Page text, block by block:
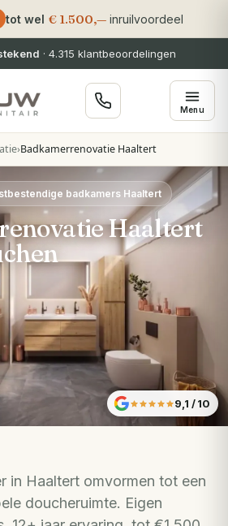
tot wel € 1.500,— inruilvoordeel
· 4.315 klantbeoordelingen
Menu
›Badkamerrenovatie Haaltert
badkamers Haaltert
Haaltert
9,1 / 10
in Haaltert omvormen tot een
doucheruimte. Eigen